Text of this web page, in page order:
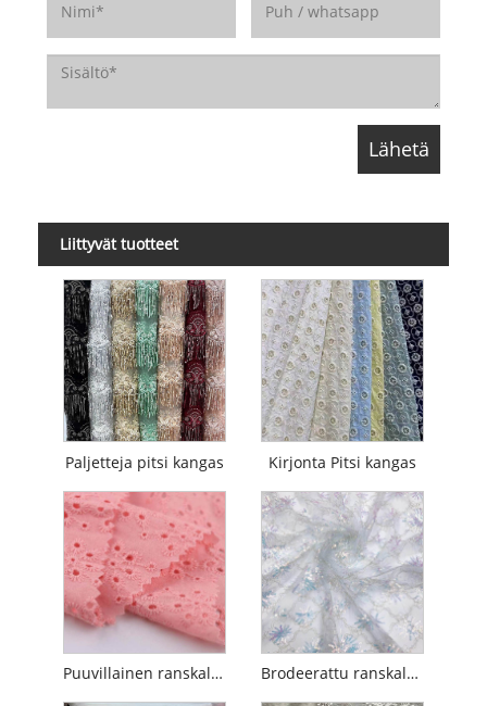
Liittyvät tuotteet
Paljetteja pitsi kangas Kirjonta Pitsi kangas
Puuvillainen ranskalainen Guipure-kirjontapitsi Brodeerattu ranskalainen verkkopitsi häihin